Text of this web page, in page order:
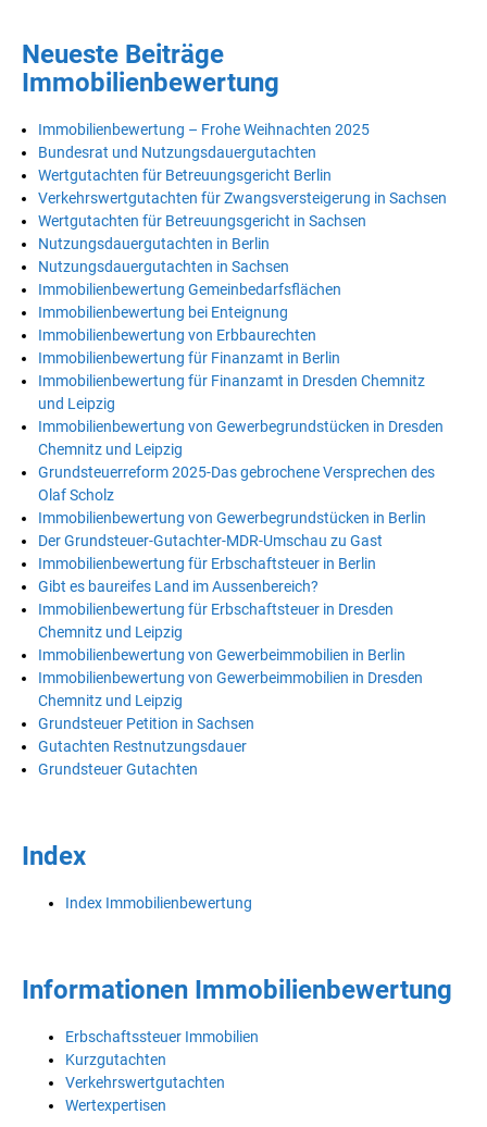
Neueste Beiträge
Immobilienbewertung
Immobilienbewertung – Frohe Weihnachten 2025
Bundesrat und Nutzungsdauergutachten
Wertgutachten für Betreuungsgericht Berlin
Verkehrswertgutachten für Zwangsversteigerung in Sachsen
Wertgutachten für Betreuungsgericht in Sachsen
Nutzungsdauergutachten in Berlin
Nutzungsdauergutachten in Sachsen
Immobilienbewertung Gemeinbedarfsflächen
Immobilienbewertung bei Enteignung
Immobilienbewertung von Erbbaurechten
Immobilienbewertung für Finanzamt in Berlin
Immobilienbewertung für Finanzamt in Dresden Chemnitz
und Leipzig
Immobilienbewertung von Gewerbegrundstücken in Dresden
Chemnitz und Leipzig
Grundsteuerreform 2025-Das gebrochene Versprechen des
Olaf Scholz
Immobilienbewertung von Gewerbegrundstücken in Berlin
Der Grundsteuer-Gutachter-MDR-Umschau zu Gast
Immobilienbewertung für Erbschaftsteuer in Berlin
Gibt es baureifes Land im Aussenbereich?
Immobilienbewertung für Erbschaftsteuer in Dresden
Chemnitz und Leipzig
Immobilienbewertung von Gewerbeimmobilien in Berlin
Immobilienbewertung von Gewerbeimmobilien in Dresden
Chemnitz und Leipzig
Grundsteuer Petition in Sachsen
Gutachten Restnutzungsdauer
Grundsteuer Gutachten
Index
Index Immobilienbewertung
Informationen Immobilienbewertung
Erbschaftssteuer Immobilien
Kurzgutachten
Verkehrswertgutachten
Wertexpertisen